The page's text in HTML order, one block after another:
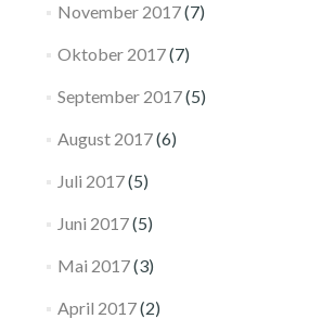
November 2017(7)
Oktober 2017(7)
September 2017(5)
August 2017(6)
Juli 2017(5)
Juni 2017(5)
Mai 2017(3)
April 2017(2)